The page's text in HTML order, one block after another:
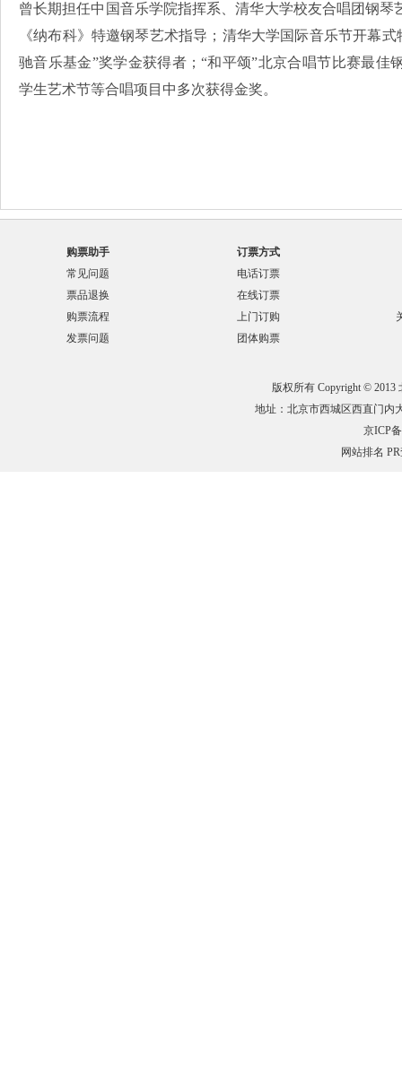
曾长期担任中国音乐学院指挥系、清华大学校友合唱团钢
《纳布科》特邀钢琴艺术指导；清华大学国际音乐节开幕
驰音乐基金”奖学金获得者；“和平颂”北京合唱节比赛最佳
学生艺术节等合唱项目中多次获得金奖。
购票助手
常见问题
票品退换
购票流程
发票问题
订票方式
电话订票
在线订票
上门订购
团体购票
版权所有 Copyright © 2013
地址：北京市西城区西直门内
京ICP
网站排名